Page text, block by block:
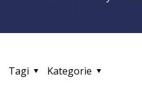
Kategorie
Tagi